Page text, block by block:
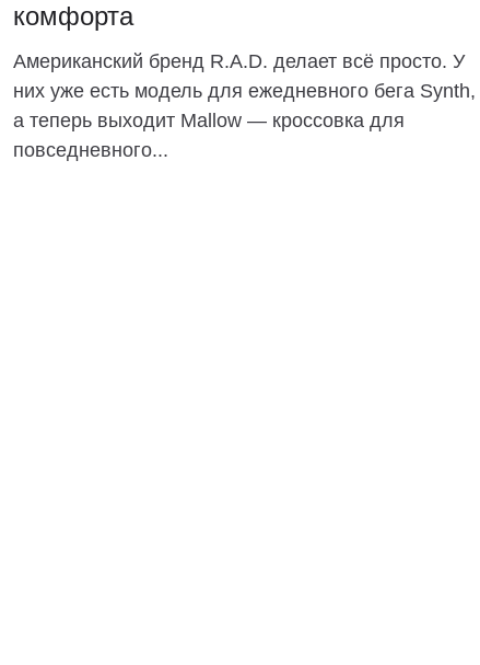
комфорта
Американский бренд R.A.D. делает всё просто. У
них уже есть модель для ежедневного бега Synth,
а теперь выходит Mallow — кроссовка для
повседневного...